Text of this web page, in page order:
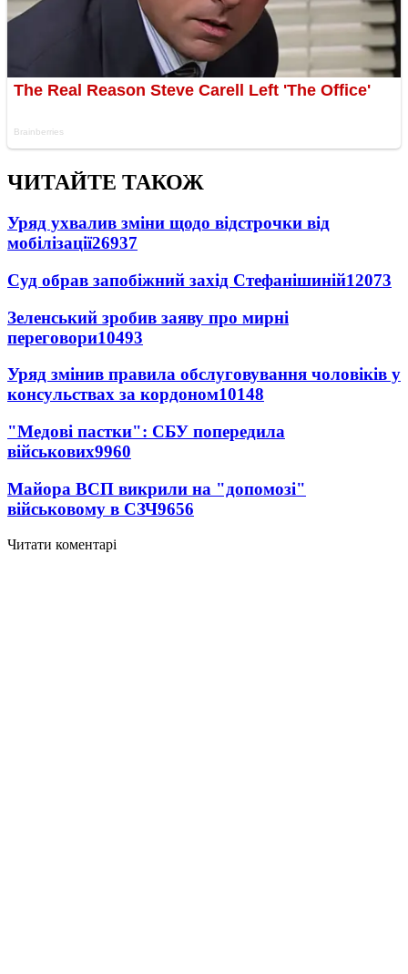
ЧИТАЙТЕ ТАКОЖ
Уряд ухвалив зміни щодо відстрочки від
мобілізації26937
Суд обрав запобіжний захід Стефанішиній12073
Зеленський зробив заяву про мирні
переговори10493
Уряд змінив правила обслуговування чоловіків у
консульствах за кордоном10148
"Медові пастки": СБУ попередила
військових9960
Майора ВСП викрили на "допомозі"
військовому в СЗЧ9656
Читати коментарі